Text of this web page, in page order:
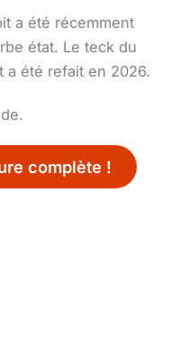
a été récemment
état. Le teck du
a été refait en 2026.
complète !